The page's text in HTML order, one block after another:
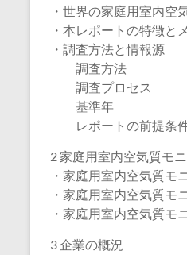
・世界の家庭用室内空
・本レポートの特徴と
・調査方法と情報源
調査方法
調査プロセス
基準年
レポートの前提条
2 家庭用室内空気質モ
・家庭用室内空気質モ
・家庭用室内空気質
・家庭用室内空気質モ
3 企業の概況